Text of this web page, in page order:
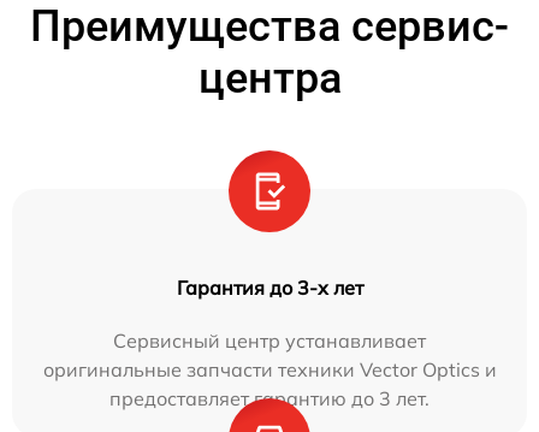
Преимущества сервис-
центра
Гарантия до 3-х лет
Сервисный центр устанавливает
оригинальные запчасти техники Vector Optics и
предоставляет гарантию до 3 лет.